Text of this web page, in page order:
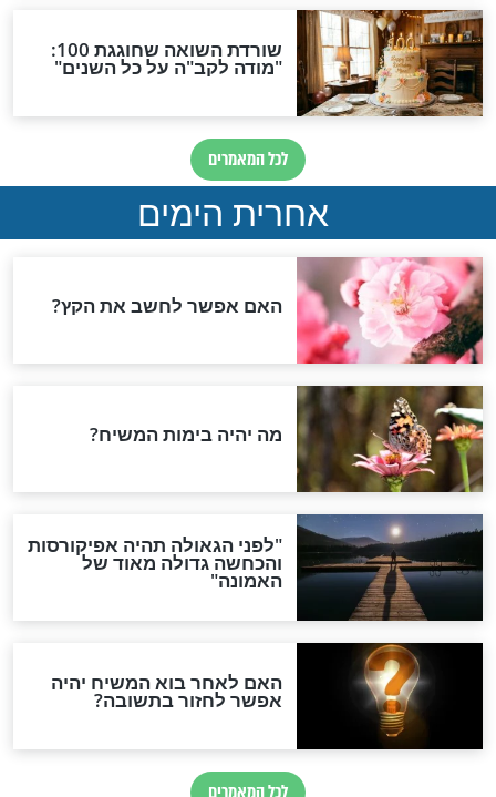
הקרובה: חודש
למעלה
מיוחד מיום כ"ה
יום ראש
הסליחות?
חדשות יהדות
הותר לפרסום: לוחמי מילואים
נהרגו בדרום לבנון
ואיראן: בלי שקיפות ועם הרבה
סימני שאלה